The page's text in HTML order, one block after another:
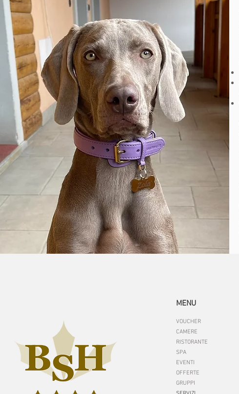
MENU
VOUCHER
CAMERE
RISTORANTE
SPA
EVENTI
OFFERTE
GRUPPI